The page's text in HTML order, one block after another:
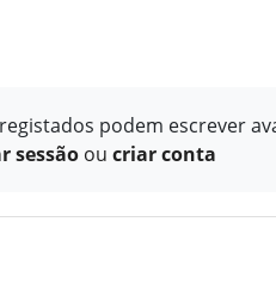
podem escrever
sessão ou criar conta